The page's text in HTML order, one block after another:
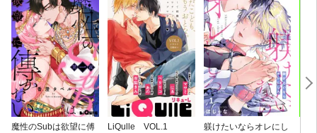
魔性のSubは欲望に傅
LiQulle VOL.1
躾けたいならオレにし